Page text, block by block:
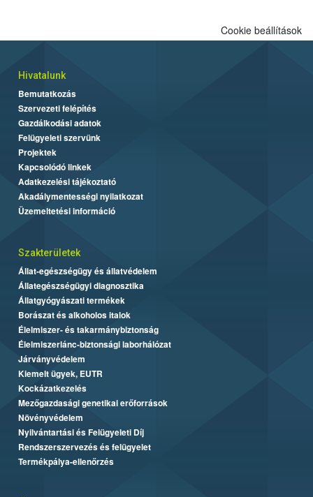
Cookie beállítások
Hivatalunk
Bemutatkozás
Szervezeti felépítés
Gazdálkodási adatok
Felügyeleti szervünk
Projektek
Kapcsolódó linkek
Adatkezelési tájékoztató
Akadálymentességi nyilatkozat
Üzemeltetési információ
Szakterületek
Állat-egészségügy és állatvédelem
Állategészségügyi diagnosztika
Állatgyógyászati termékek
Borászat és alkoholos italok
Élelmiszer- és takarmánybiztonság
Élelmiszerlánc-biztonsági laborhálózat
Járványvédelem
Kiemelt ügyek, EUTR
Kockázatkezelés
Mezőgazdasági genetikai erőforrások
Növényvédelem
Nyilvántartási és Felügyeleti Díj
Rendszerszervezés és felügyelet
Termékpálya-ellenőrzés